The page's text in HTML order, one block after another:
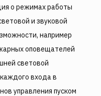
о режимах работы
и звуковой
например
оповещателей
световой
входа в
управления пуском